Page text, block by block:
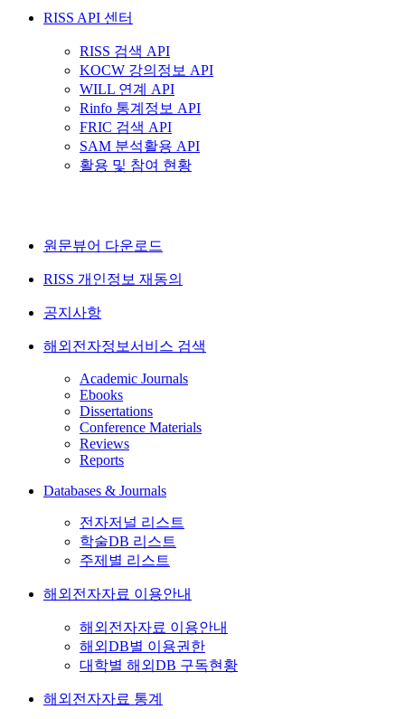
RISS API 센터
RISS 검색 API
KOCW 강의정보 API
WILL 연계 API
Rinfo 통계정보 API
FRIC 검색 API
SAM 분석활용 API
활용 및 참여 현황
원문뷰어 다운로드
RISS 개인정보 재동의
공지사항
해외전자정보서비스 검색
Academic Journals
Ebooks
Dissertations
Conference Materials
Reviews
Reports
Databases & Journals
전자저널 리스트
학술DB 리스트
주제별 리스트
해외전자자료 이용안내
해외전자자료 이용안내
해외DB별 이용권한
대학별 해외DB 구독현황
해외전자자료 통계